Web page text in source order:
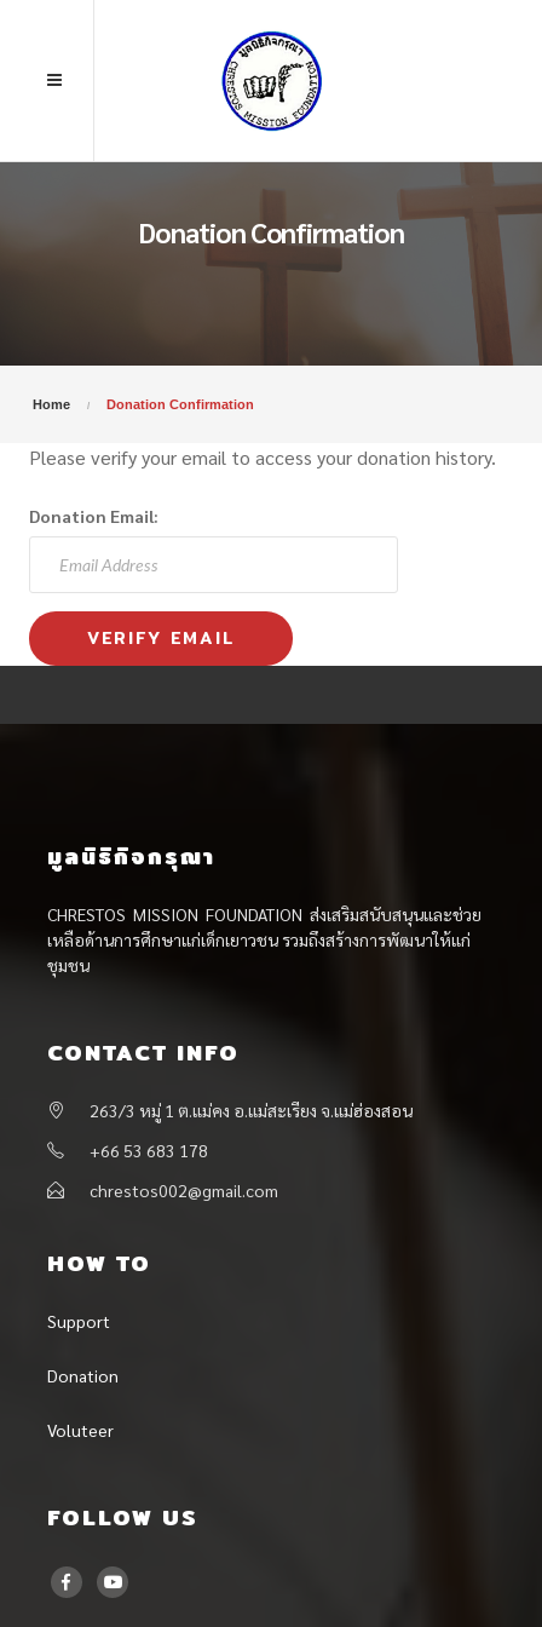
Donation Confirmation
Home Donation Confirmation
Please verify your email to access your donation history.
Donation Email:
มูลนิธิกิจกรุณา
CHRESTOS MISSION FOUNDATION ส่งเสริมสนับสนุนและช่วย
เหลือด้านการศึกษาแก่เด็กเยาวชน รวมถึงสร้างการพัฒนาให้แก่
ชุมชน
CONTACT INFO
263/3 หมู่ 1 ต.แม่คง อ.แม่สะเรียง จ.แม่ฮ่องสอน
+66 53 683 178
chrestos002@gmail.com
HOW TO
Support
Donation
Voluteer
FOLLOW US